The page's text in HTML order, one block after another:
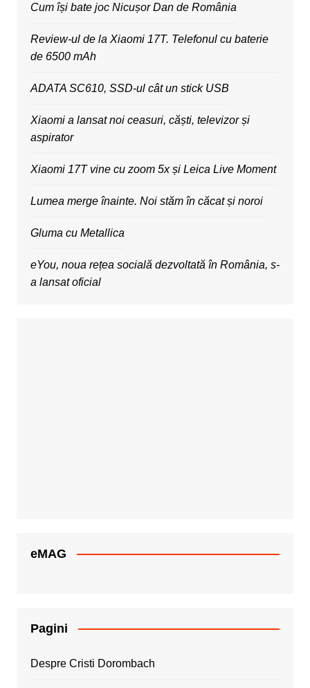
Cum își bate joc Nicușor Dan de România
Review-ul de la Xiaomi 17T. Telefonul cu baterie
de 6500 mAh
ADATA SC610, SSD-ul cât un stick USB
Xiaomi a lansat noi ceasuri, căști, televizor și
aspirator
Xiaomi 17T vine cu zoom 5x și Leica Live Moment
Lumea merge înainte. Noi stăm în căcat și noroi
Gluma cu Metallica
eYou, noua rețea socială dezvoltată în România, s-
a lansat oficial
eMAG
Pagini
Despre Cristi Dorombach